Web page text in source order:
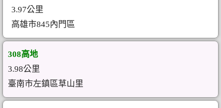
3.97公里
高雄市845內門區
308高地
3.98公里
臺南市左鎮區草山里